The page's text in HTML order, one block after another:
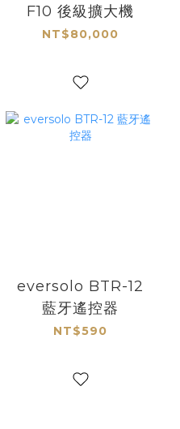
F10 後級擴大機
NT$80,000
eversolo BTR-12
藍牙遙控器
NT$590